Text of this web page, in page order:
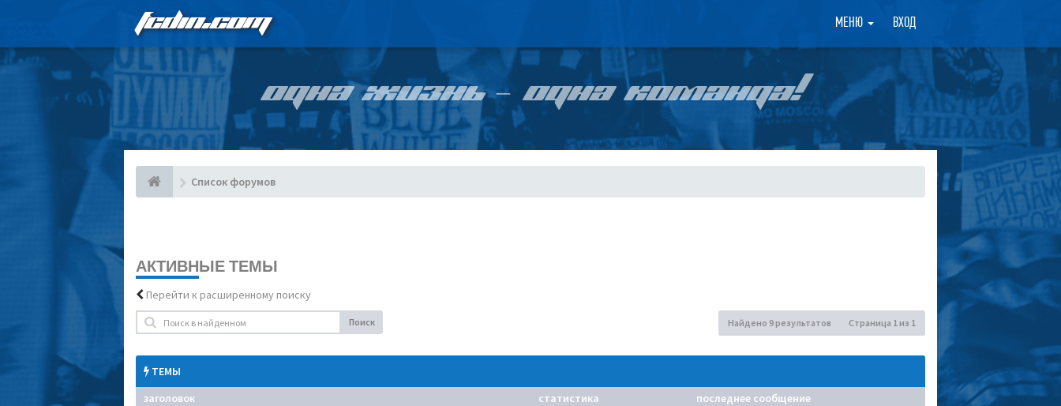
FCDIN.COM МЕНЮ ВХОД ×
ОДНА ЖИЗНЬ – ОДНА КОМАНДА!
Список форумов
АКТИВНЫЕ ТЕМЫ
Перейти к расширенному поиску
Поиск Найдено 9 результатов Страница 1из 1
ТЕМЫ
заголовок
статистика последнее сообщение